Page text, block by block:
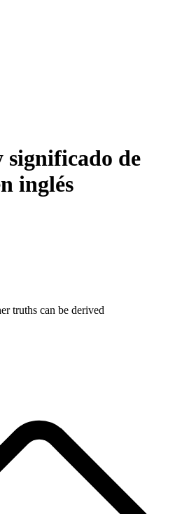
de
inglés
truths can be derived